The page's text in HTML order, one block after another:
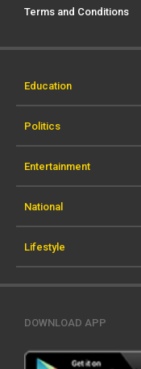
Terms and Conditions
Education
Politics
Entertainment
National
Lifestyle
DOWNLOAD APP